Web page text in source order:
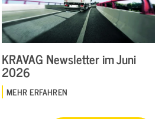
KRAVAG Newsletter im Juni
2026
MEHR ERFAHREN